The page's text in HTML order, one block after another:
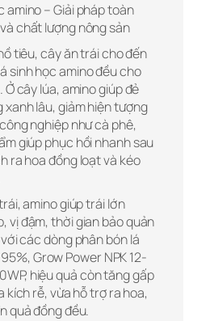
amino – Giải pháp toàn
chất lượng nông sản
tiêu, cây ăn trái cho đến
sinh học amino đều cho
cây lúa, amino giúp đẻ
xanh lâu, giảm hiện tượng
nghiệp như cà phê,
giúp phục hồi nhanh sau
ra hoa đồng loạt và kéo
amino giúp trái lớn
vị đậm, thời gian bảo quản
các dòng phân bón lá
Grow Power NPK 12-
hiệu quả còn tăng gấp
kích rễ, vừa hỗ trợ ra hoa,
quả đồng đều.